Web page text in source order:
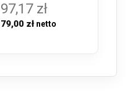
97,17 zł
79,00 zł